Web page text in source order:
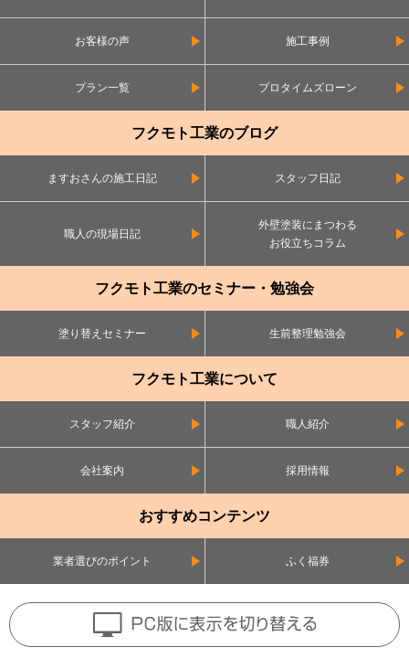
お客様の声 施工事例
プラン一覧 プロタイムズローン
フクモト工業のブログ
ますおさんの施工日記 スタッフ日記
職人の現場日記
外壁塗装にまつわる
お役立ちコラム
フクモト工業のセミナー・勉強会
塗り替えセミナー 生前整理勉強会
フクモト工業について
スタッフ紹介 職人紹介
会社案内 採用情報
おすすめコンテンツ
業者選びのポイント ふく福券